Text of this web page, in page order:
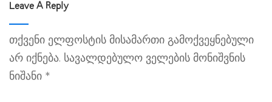
Leave A Reply
თქვენი ელფოსტის მისამართი გამოქვეყნებული
არ იქნება. სავალდებულო ველების მონიშვნის
ნიშანი *